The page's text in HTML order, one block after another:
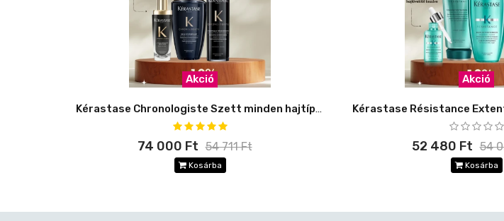
Akció
Kérastase Chronologiste Szett minden hajtípusra -10%
74 000 Ft 54 711 Ft
Kosárba
Akció
52 480 Ft 54
Kosárba